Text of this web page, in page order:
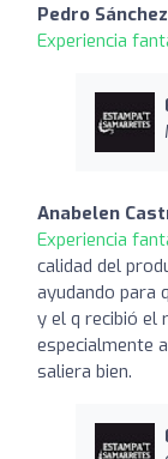
Pedro Sánchez
Experiencia
Anabelen
Experiencia
calidad del
ayudando para
y el q recibió el
especialmente
saliera bien.